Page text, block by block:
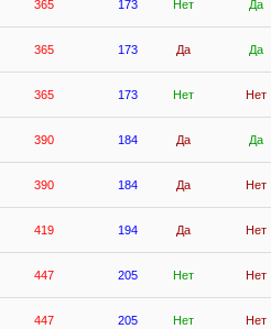
365 173 Нет Да
365 173 Да Да
365 173 Нет Нет
390 184 Да Да
390 184 Да Нет
419 194 Да Нет
447 205 Нет Нет
447 205 Нет Нет